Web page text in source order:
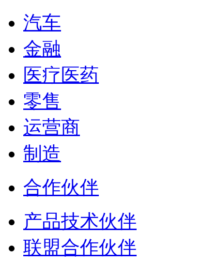
汽车
金融
医疗医药
零售
运营商
制造
合作伙伴
产品技术伙伴
联盟合作伙伴